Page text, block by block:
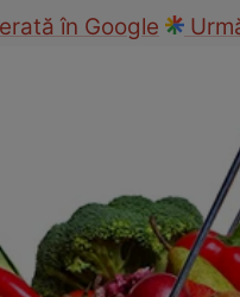
în Google